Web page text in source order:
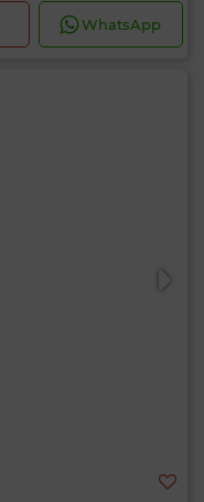
WhatsApp